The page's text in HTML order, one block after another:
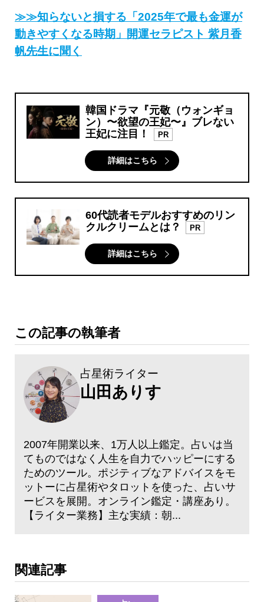
≫≫知らないと損する「2025年で最も金運が
動きやすくなる時期」開運セラピスト 紫月香
帆先生に聞く
韓国ドラマ『元敬（ウォンギョ
ン）〜欲望の王妃〜』ブレない
王妃に注目！
PR
詳細はこちら
60代読者モデルおすすめのリン
クルクリームとは？
PR
詳細はこちら
この記事の執筆者
占星術ライター
山田ありす
2007年開業以来、1万人以上鑑定。占いは当
てものではなく人生を自力でハッピーにする
ためのツール。ポジティブなアドバイスをモ
ットーに占星術やタロットを使った、占いサ
ービスを展開。オンライン鑑定・講座あり。
【ライター業務】主な実績：朝...
関連記事